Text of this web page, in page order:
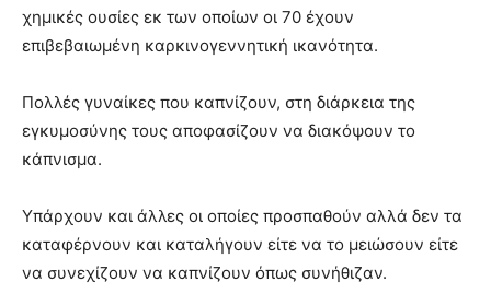
χημικές ουσίες εκ των οποίων οι 70 έχουν
επιβεβαιωμένη καρκινογεννητική ικανότητα.
Πολλές γυναίκες που καπνίζουν, στη διάρκεια της
εγκυμοσύνης τους αποφασίζουν να διακόψουν το
κάπνισμα.
Υπάρχουν και άλλες οι οποίες προσπαθούν αλλά δεν τα
καταφέρνουν και καταλήγουν είτε να το μειώσουν είτε
να συνεχίζουν να καπνίζουν όπως συνήθιζαν.